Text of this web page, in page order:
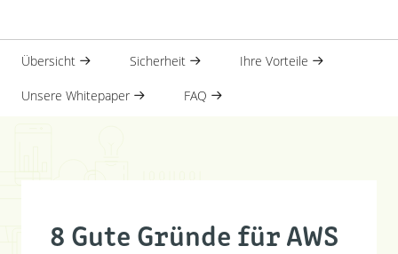
Übersicht Sicherheit Ihre Vorteile
Unsere Whitepaper FAQ
8 Gute Gründe für AWS